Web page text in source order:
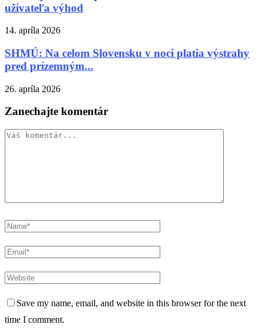
užívateľa výhod
14. apríla 2026
SHMÚ: Na celom Slovensku v noci platia výstrahy
pred prízemným...
26. apríla 2026
Zanechajte komentár
Save my name, email, and website in this browser for the next
time I comment.